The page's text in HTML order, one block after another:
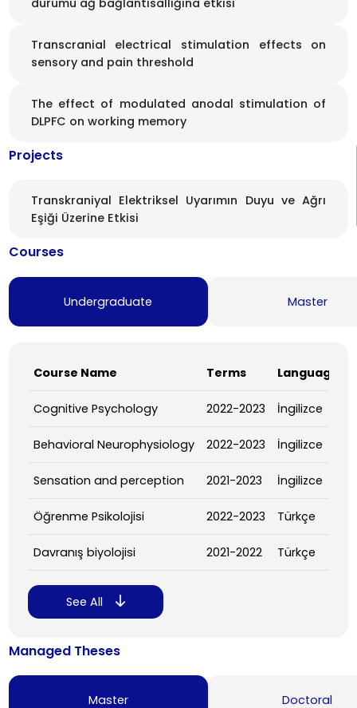
durumu ağ bağlantısallığına etkisi
Transcranial electrical stimulation effects on
sensory and pain threshold
The effect of modulated anodal stimulation of
DLPFC on working memory
Projects
Transkraniyal Elektriksel Uyarımın Duyu ve Ağrı
Eşiği Üzerine Etkisi
Courses
Undergraduate Master
Course Name Terms Language
Cognitive Psychology 2022-2023 İngilizce
Behavioral Neurophysiology 2022-2023 İngilizce
Sensation and perception 2021-2023 İngilizce
Öğrenme Psikolojisi 2022-2023 Türkçe
Davranış biyolojisi 2021-2022 Türkçe
See All
Managed Theses
Master Doctoral